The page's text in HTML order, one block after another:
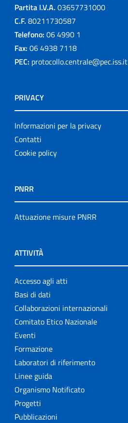
Partita I.V.A. 03657731000
C.F. 80211730587
Telefono: 06 4990 1
Fax: 06 4938 7118
PEC: protocollo.centrale@pec.iss.it
PRIVACY
Informazioni per la privacy
Contatti
Cookie policy
PNRR
Attuazione misure PNRR
ATTIVITÀ
Accesso agli atti
Basi di dati
Collaborazioni internazionali
Comitato Etico Nazionale
Eventi
Formazione
Laboratori di riferimento
Linee guida
Organismo Notificato
Progetti
Pubblicazioni